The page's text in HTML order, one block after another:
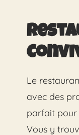
Le
avec des
parfait pour
Vous y